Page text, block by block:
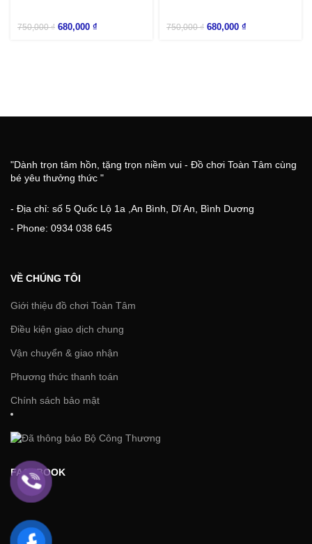
750,000₫ 680,000 ₫ 750,000₫ 680,000 ₫
"Dành trọn tâm hồn, tặng trọn niềm vui - Đồ chơi Toàn Tâm cùng
bé yêu thưởng thức "
- Địa chỉ: số 5 Quốc Lộ 1a ,An Bình, Dĩ An, Bình Dương
- Phone: 0934 038 645
VỀ CHÚNG TÔI
Giới thiệu đồ chơi Toàn Tâm
Điều kiện giao dịch chung
Vận chuyển & giao nhận
Phương thức thanh toán
Chính sách bảo mật
FACEBOOK